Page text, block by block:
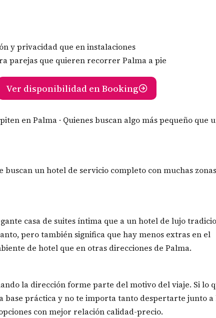
y privacidad que en instalaciones
parejas que quieren recorrer Palma a pie
Ver disponibilidad en Booking
en Palma · Quienes buscan algo más pequeño que
buscan un hotel de servicio completo con muchas zonas
casa de suites íntima que a un hotel de lujo
pero también significa que hay menos extras en el
de hotel que en otras direcciones de Palma.
la dirección forme parte del motivo del viaje. Si lo
base práctica y no te importa tanto despertarte junto a
con mejor relación calidad-precio.